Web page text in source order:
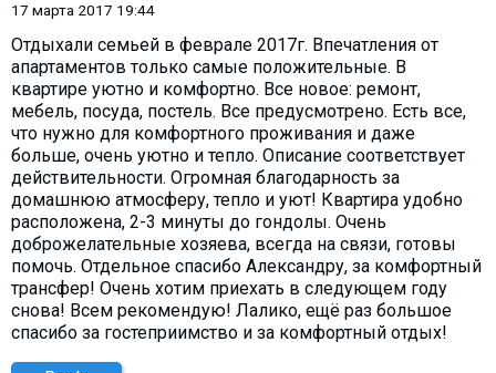
17 марта 2017 19:44
Отдыхали семьей в феврале 2017г. Впечатления от
апартаментов только самые положительные. В
квартире уютно и комфортно. Все новое: ремонт,
мебель, посуда, постель. Все предусмотрено. Есть все,
что нужно для комфортного проживания и даже
больше, очень уютно и тепло. Описание соответствует
действительности. Огромная благодарность за
домашнюю атмосферу, тепло и уют! Квартира удобно
расположена, 2-3 минуты до гондолы. Очень
доброжелательные хозяева, всегда на связи, готовы
помочь. Отдельное спасибо Александру, за комфортный
трансфер! Очень хотим приехать в следующем году
снова! Всем рекомендую! Лалико, ещё раз большое
спасибо за гостеприимство и за комфортный отдых!